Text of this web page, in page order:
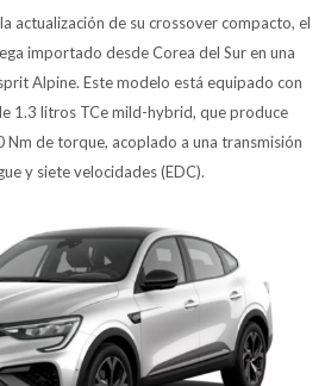
actualización de su crossover compacto, el
importado desde Corea del Sur en una
Alpine. Este modelo está equipado con
1.3 litros TCe mild-hybrid, que produce
Nm de torque, acoplado a una transmisión
y siete velocidades (EDC).